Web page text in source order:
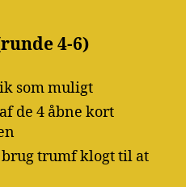
4-6)
som muligt
de 4 åbne kort
brug trumf klogt til at